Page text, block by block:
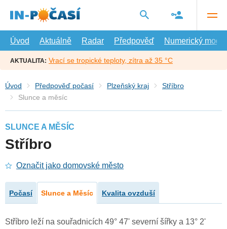
hlavní
Úvod
Aktuálně Radar Předpověď Numerický model
AKTUALITA: Vrací se tropické teploty, zítra až 35 °C
Úvod Předpověď počasí Plzeňský kraj
Stříbro
Slunce a měsíc
SLUNCE A MĚSÍC
Stříbro
Označit jako domovské město
Počasí Slunce a Měsíc Kvalita ovzduší
Stříbro leží na souřadnicích 49° 47' severní šířky a 13° 2'